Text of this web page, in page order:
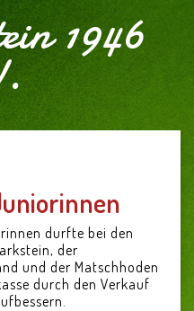
1946
durfte bei den
der
und der Matschhoden
durch den Verkauf